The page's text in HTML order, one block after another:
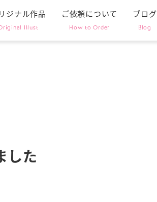
ジナル作品
Illust
ご依頼について
How to Order
ブログ
Blog
した